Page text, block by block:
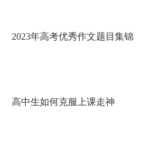
2023年高考优秀作文题目集锦
高中生如何克服上课走神